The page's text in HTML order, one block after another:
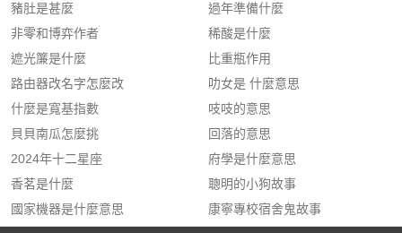
豬肚是甚麼
非零和博弈作者
遮光簾是什麼
路由器改名字怎麼改
什麼是寬基指數
貝貝南瓜怎麼挑
2024年十二星座
香茗是什麼
國家機器是什麼意思
過年準備什麼
稀酸是什麼
比重瓶作用
叻女是 什麼意思
吱吱的意思
回落的意思
府學是什麼意思
聰明的小狗故事
康寧專校宿舍鬼故事